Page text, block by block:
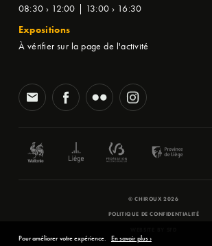
08:30 › 12:00 | 13:00 › 16:30
Expositions
À vérifier sur la page de l'activité
© CHIROUX 2026
POLITIQUE DE CONFIDENTIALITÉ
Pour améliorer votre expérience. En savoir plus ›